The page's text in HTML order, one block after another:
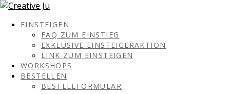
EINSTEIGEN
FAQ ZUM EINSTIEG
EXKLUSIVE EINSTEIGERAKTION
LINK ZUM EINSTEIGEN
WORKSHOPS
BESTELLEN
BESTELLFORMULAR